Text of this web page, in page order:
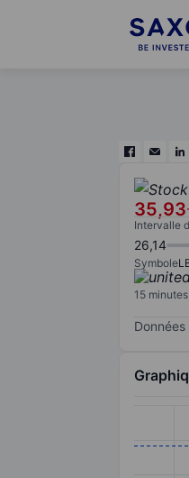
35,93
Intervalle
26,14
Symbole
15
Line